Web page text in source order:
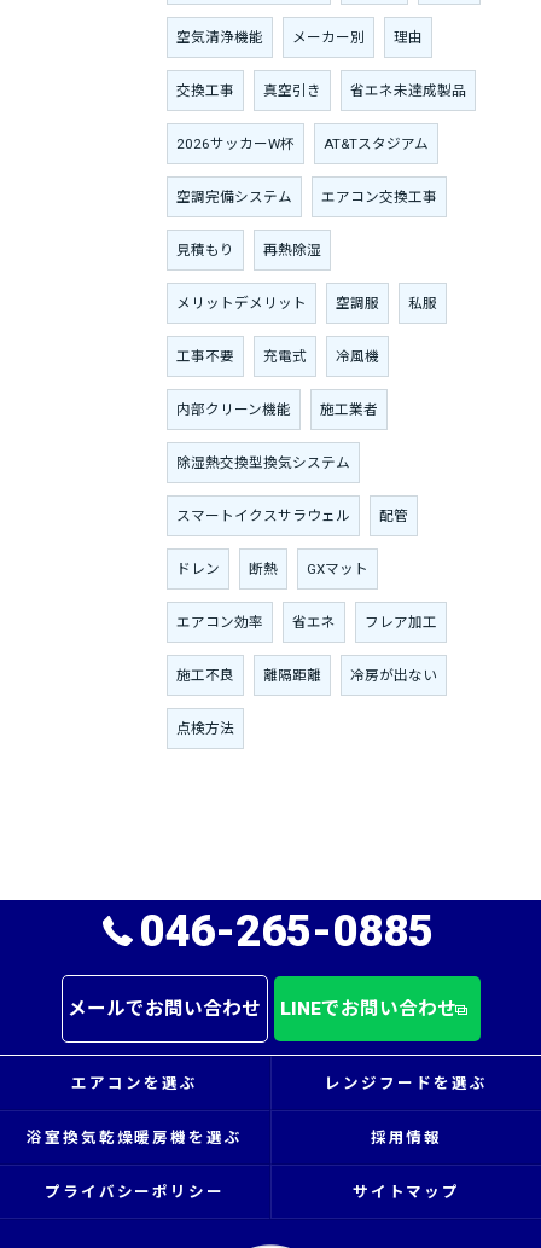
空気清浄機能 メーカー別 理由
交換工事 真空引き 省エネ未達成製品
2026サッカーW杯 AT&Tスタジアム
空調完備システム エアコン交換工事
見積もり 再熱除湿
メリットデメリット 空調服 私服
工事不要 充電式 冷風機
内部クリーン機能 施工業者
除湿熱交換型換気システム
スマートイクスサラウェル 配管
ドレン 断熱 GXマット
エアコン効率 省エネ フレア加工
施工不良 離隔距離 冷房が出ない
点検方法
046-265-0885
メールでお問い合わせ LINEでお問い合わせ
エアコンを選ぶ レンジフードを選ぶ
浴室換気乾燥暖房機を選ぶ 採用情報
プライバシーポリシー サイトマップ